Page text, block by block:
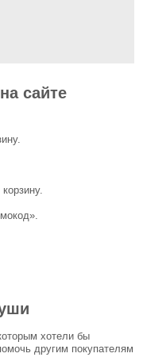
сайте
хотели бы
другим покупателям